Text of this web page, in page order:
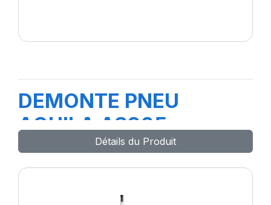
DEMONTE PNEU
AQUILA AS905
Détails du Produit